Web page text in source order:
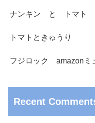
ナンキン と トマト
トマトときゅうり
フジロック amazonミ
Recent